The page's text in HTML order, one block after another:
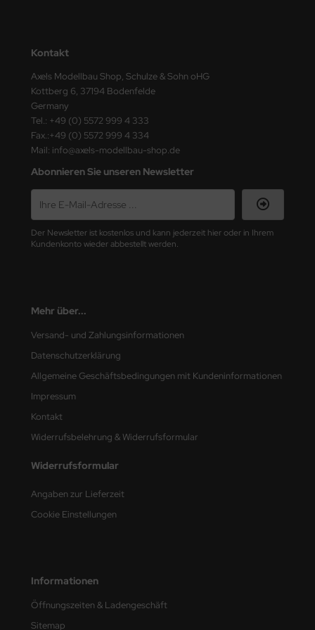
Kontakt
Axels Modellbau Shop, Schulze & Sohn oHG
Kottberg 6, 37194 Bodenfelde
Germany
Tel.: +49 (0) 5572 999 4 333
Fax.:+49 (0) 5572 999 4 334
Mail: info@axels-modellbau-shop.de
Abonnieren Sie unseren Newsletter
Der Newsletter ist kostenlos und kann jederzeit hier oder in Ihrem
Kundenkonto wieder abbestellt werden.
Mehr über...
Versand- und Zahlungsinformationen
Datenschutzerklärung
Allgemeine Geschäftsbedingungen mit Kundeninformationen
Impressum
Kontakt
Widerrufsbelehrung & Widerrufsformular
Widerrufsformular
Angaben zur Lieferzeit
Cookie Einstellungen
Informationen
Öffnungszeiten & Ladengeschäft
Sitemap
Hobby
Models
Hobby / Gunze Sangyo
Beemax
Hobby
Hobbies
Nunu
Lights